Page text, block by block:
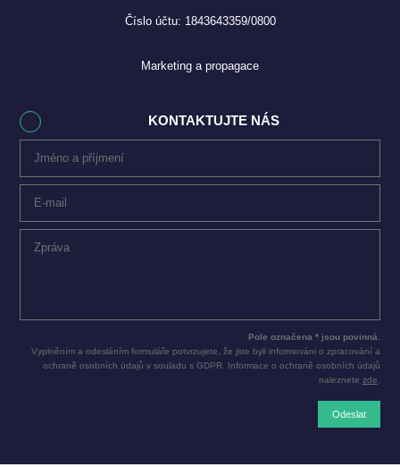
Číslo účtu: 1843643359/0800
Marketing a propagace
KONTAKTUJTE NÁS
Pole označena * jsou povinná.
Vyplněním a odesláním formuláře potvrzujete, že jste byli informováni o zpracování a
ochraně osobních údajů v souladu s GDPR. Informace o ochraně osobních údajů
naleznete zde
Odeslat